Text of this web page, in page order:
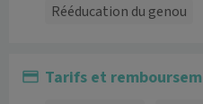
Rééducation du genou
Tarifs et